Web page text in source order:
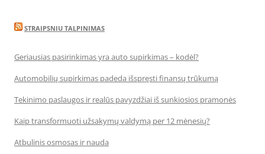
STRAIPSNIU TALPINIMAS
Geriausias pasirinkimas yra auto supirkimas – kodėl?
Automobilių supirkimas padeda išspręsti finansų trūkumą
Tekinimo paslaugos ir realūs pavyzdžiai iš sunkiosios pramonės
Kaip transformuoti užsakymų valdymą per 12 mėnesių?
Atbulinis osmosas ir nauda